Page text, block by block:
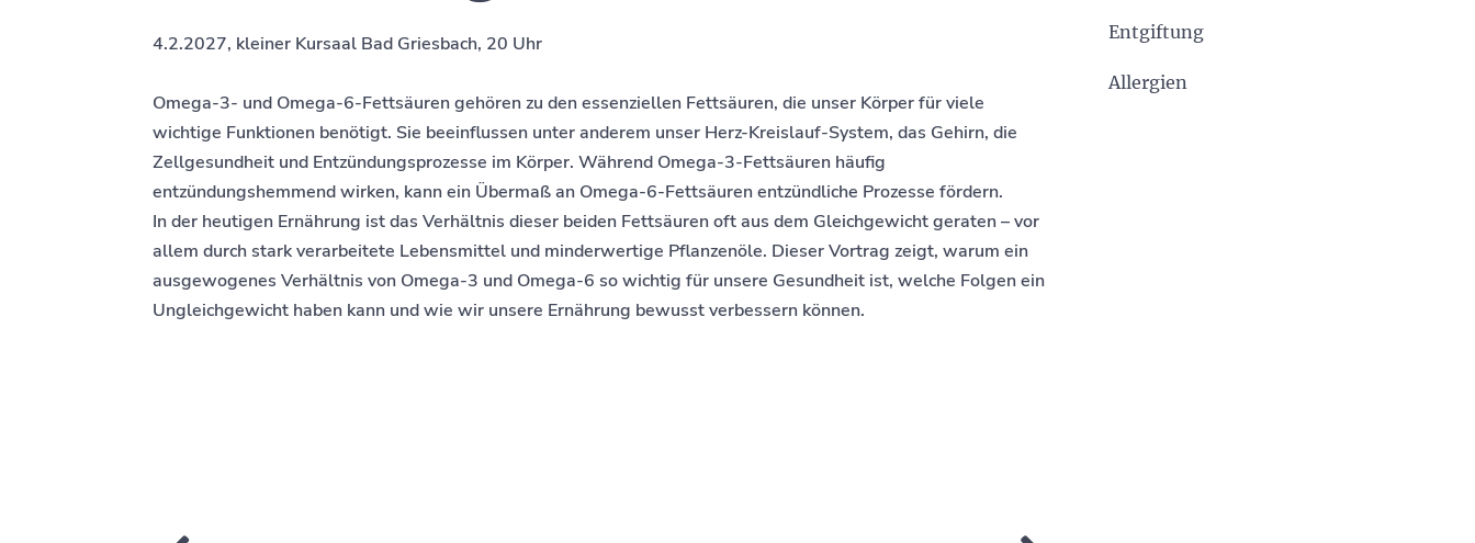
4.2.2027, kleiner Kursaal Bad Griesbach, 20 Uhr
Omega-3- und Omega-6-Fettsäuren gehören zu den essenziellen Fettsäuren, die unser Körper für viele
wichtige Funktionen benötigt. Sie beeinflussen unter anderem unser Herz-Kreislauf-System, das Gehirn, die
Zellgesundheit und Entzündungsprozesse im Körper. Während Omega-3-Fettsäuren häufig
entzündungshemmend wirken, kann ein Übermaß an Omega-6-Fettsäuren entzündliche Prozesse fördern.
In der heutigen Ernährung ist das Verhältnis dieser beiden Fettsäuren oft aus dem Gleichgewicht geraten – vor
allem durch stark verarbeitete Lebensmittel und minderwertige Pflanzenöle. Dieser Vortrag zeigt, warum ein
ausgewogenes Verhältnis von Omega-3 und Omega-6 so wichtig für unsere Gesundheit ist, welche Folgen ein
Ungleichgewicht haben kann und wie wir unsere Ernährung bewusst verbessern können.
Entgiftung
Allergien